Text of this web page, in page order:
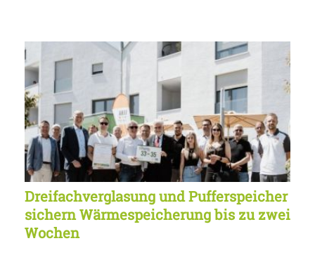
Dreifachverglasung und Pufferspeicher
sichern Wärmespeicherung bis zu zwei
Wochen